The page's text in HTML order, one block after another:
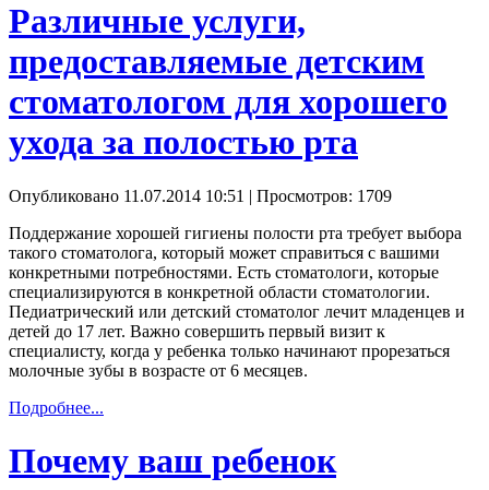
Различные услуги,
предоставляемые детским
стоматологом для хорошего
ухода за полостью рта
Опубликовано 11.07.2014 10:51 | Просмотров: 1709
Поддержание хорошей гигиены полости рта требует выбора
такого стоматолога, который может справиться с вашими
конкретными потребностями. Есть стоматологи, которые
специализируются в конкретной области стоматологии.
Педиатрический или детский стоматолог лечит младенцев и
детей до 17 лет. Важно совершить первый визит к
специалисту, когда у ребенка только начинают прорезаться
молочные зубы в возрасте от 6 месяцев.
Подробнее...
Почему ваш ребенок